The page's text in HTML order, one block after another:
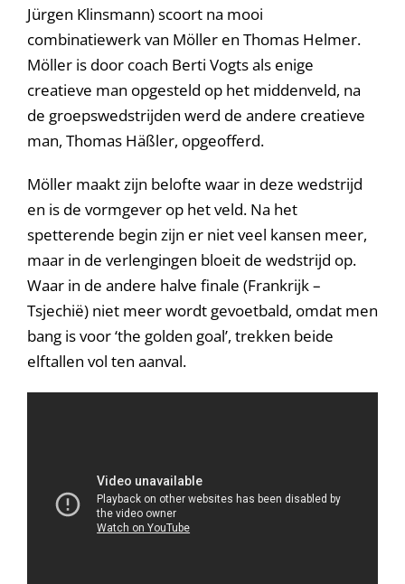
Jürgen Klinsmann) scoort na mooi
combinatiewerk van Möller en Thomas Helmer.
Möller is door coach Berti Vogts als enige
creatieve man opgesteld op het middenveld, na
de groepswedstrijden werd de andere creatieve
man, Thomas Häßler, opgeofferd.
Möller maakt zijn belofte waar in deze wedstrijd
en is de vormgever op het veld. Na het
spetterende begin zijn er niet veel kansen meer,
maar in de verlengingen bloeit de wedstrijd op.
Waar in de andere halve finale (Frankrijk –
Tsjechië) niet meer wordt gevoetbald, omdat men
bang is voor ‘the golden goal’, trekken beide
elftallen vol ten aanval.